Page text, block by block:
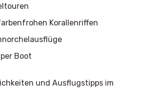
Korallenriffen
Boot
und Ausflugstipps im